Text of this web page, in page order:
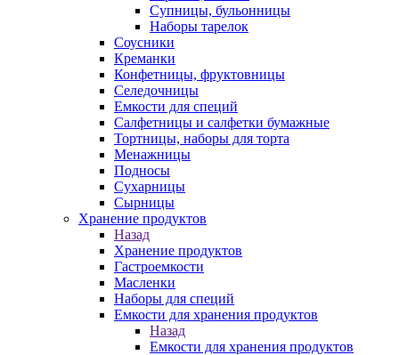
Супницы, бульонницы
Наборы тарелок
Соусники
Креманки
Конфетницы, фруктовницы
Селедочницы
Емкости для специй
Салфетницы и салфетки бумажные
Тортницы, наборы для торта
Менажницы
Подносы
Сухарницы
Сырницы
Хранение продуктов
Назад
Хранение продуктов
Гастроемкости
Масленки
Наборы для специй
Емкости для хранения продуктов
Назад
Емкости для хранения продуктов